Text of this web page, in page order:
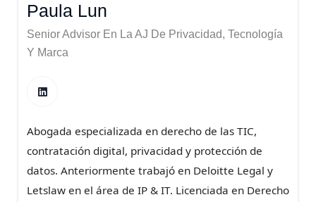
Paula Lun
Senior Advisor En La AJ De Privacidad, Tecnología
Y Marca
Abogada especializada en derecho de las TIC,
contratación digital, privacidad y protección de
datos. Anteriormente trabajó en Deloitte Legal y
Letslaw en el área de IP & IT. Licenciada en Derecho